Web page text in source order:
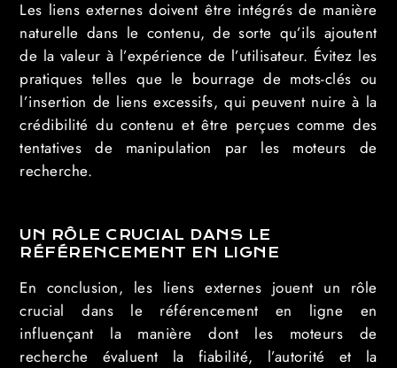
Les liens externes doivent être intégrés de manière
naturelle dans le contenu, de sorte qu’ils ajoutent
de la valeur à l’expérience de l’utilisateur. Évitez les
pratiques telles que le bourrage de mots-clés ou
l’insertion de liens excessifs, qui peuvent nuire à la
crédibilité du contenu et être perçues comme des
tentatives de manipulation par les moteurs de
recherche.
UN RÔLE CRUCIAL DANS LE
RÉFÉRENCEMENT EN LIGNE
En conclusion, les liens externes jouent un rôle
crucial dans le référencement en ligne en
influençant la manière dont les moteurs de
recherche évaluent la fiabilité, l’autorité et la